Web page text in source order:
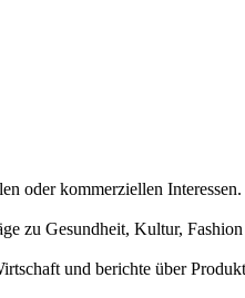
oder kommerziellen
Gesundheit, Kultur,
und berichte über